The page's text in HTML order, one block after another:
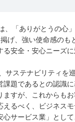
、「ありがとうの心
げ、強い使命感のも
る安全・安心ニーズ
サステナビリティを
課題であるとの認識
ますが、これからも
るべく、ビジネスモ
心サービス業」とし